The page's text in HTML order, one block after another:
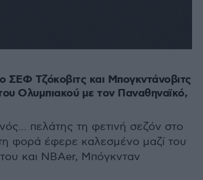
ΣΕΦ Τζόκοβιτς και Μπογκντάνοβιτς
Ολυμπιακού με τον Παναθηναϊκό,
πελάτης τη φετινή σεζόν στο
φορά έφερε καλεσμένο μαζί του
και NBAer, Μπόγκνταν